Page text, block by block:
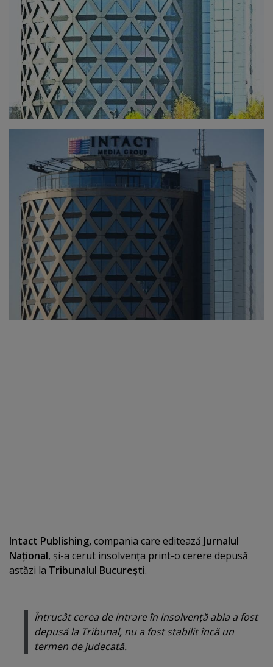
Intact Publishing, compania care editează Jurnalul
Naţional, şi-a cerut insolvenţa print-o cerere depusă
astăzi la Tribunalul Bucureşti.
Întrucât cerea de intrare în insolvenţă abia a fost
depusă la Tribunal, nu a fost stabilit încă un
termen de judecată.